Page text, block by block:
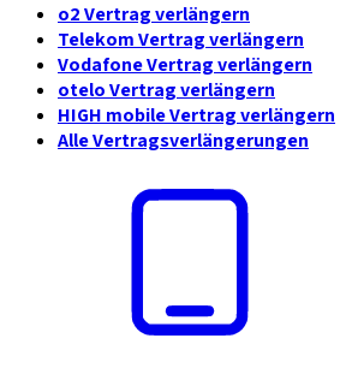
o2 Vertrag verlängern
Telekom Vertrag verlängern
Vodafone Vertrag verlängern
otelo Vertrag verlängern
HIGH mobile Vertrag verlängern
Alle Vertragsverlängerungen